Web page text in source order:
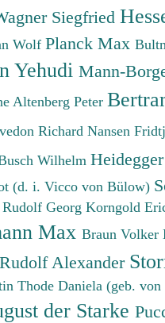
Siegfried
Wolf Planck Max
Yehudi Mann-
Altenberg Peter
Richard Nansen
Wilhelm
(d. i. Vicco von Bülow)
Georg Korngold
Max Braun Volker
Alexander
Thode Daniela (geb.
der Starke